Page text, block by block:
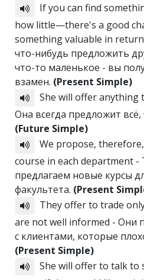
If you can find
how little—there's a good
something valuable in
что-нибудь предложить
что-то маленькое - вы
взамен. (Present Simple)
She will offer anything
Она всегда предложит
(Future Simple)
We propose,
course in each department
предлагаем новые курсы
факультета. (Present
They offer to trade
are not well informed - Они
с клиентами, которые
(Present Simple)
She will offer to talk to